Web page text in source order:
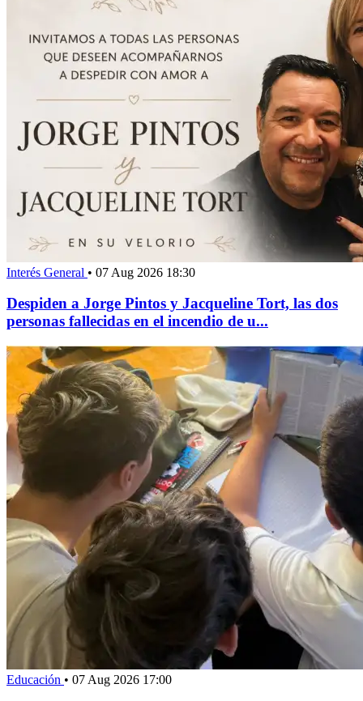
Interés General • 07 Aug 2026 18:30
Despiden a Jorge Pintos y Jacqueline Tort, las dos
personas fallecidas en el incendio de u...
Educación • 07 Aug 2026 17:00